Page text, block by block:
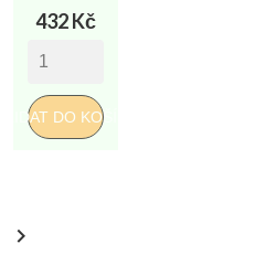
Cena
432 Kč
PŘIDAT DO KOŠÍKU
